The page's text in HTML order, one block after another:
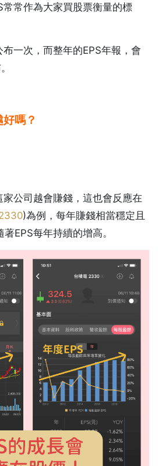
常作為大家買股票衡量的標
一次，而整年的EPS年報，會
嗎？
家公司越會賺錢，這也會反應在
)為例，每年賺錢相當穩定且
EPS每年持續的增高。